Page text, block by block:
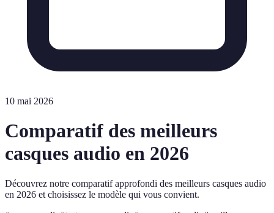
10 mai 2026
Comparatif des meilleurs
casques audio en 2026
Découvrez notre comparatif approfondi des meilleurs casques audio
en 2026 et choisissez le modèle qui vous convient.